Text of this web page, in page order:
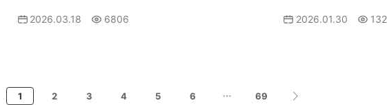
2026.03.18 6806 2026.01.30
1 2 3 4 5 6 69